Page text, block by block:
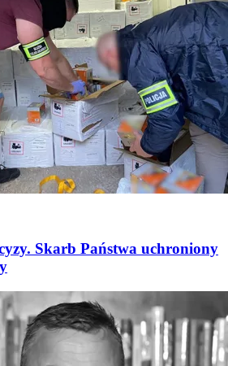
Skarb Państwa uchroniony